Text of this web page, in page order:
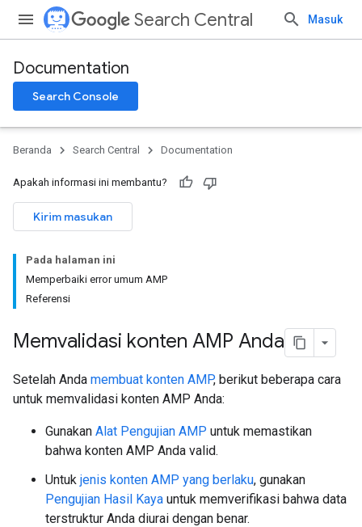
Search Central Masuk
Documentation
Search Console
Beranda Search Central Documentation
Apakah informasi ini membantu?
Kirim masukan
Pada halaman ini
Memperbaiki error umum AMP
Referensi
Memvalidasi konten AMP Anda
Setelah Anda membuat konten AMP, berikut beberapa cara
untuk memvalidasi konten AMP Anda:
Gunakan Alat Pengujian AMP untuk memastikan
bahwa konten AMP Anda valid.
Untuk jenis konten AMP yang berlaku, gunakan
Pengujian Hasil Kaya untuk memverifikasi bahwa data
terstruktur Anda diurai dengan benar.